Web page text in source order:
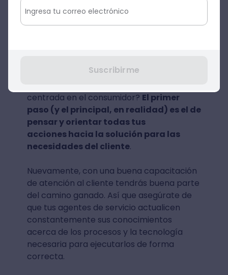
Para satisfacer las necesidades del cliente,
te recomendamos que elabores una
centrada en el consumidor? El primer
paso (y el principal, en realidad) es el de
pensar y orientar todas tus
acciones hacia la solución para las
necesidades del cliente.
Nuevamente, con una buena capacitación
de atención al cliente tendrás buena parte
del camino ganado. Así que asegúrate de
que tus agentes de servicio actualicen
constantemente sus conocimientos
acerca de los procesos y la tecnología
necesaria para ejecutarlos de forma
correcta.
Suscribirme